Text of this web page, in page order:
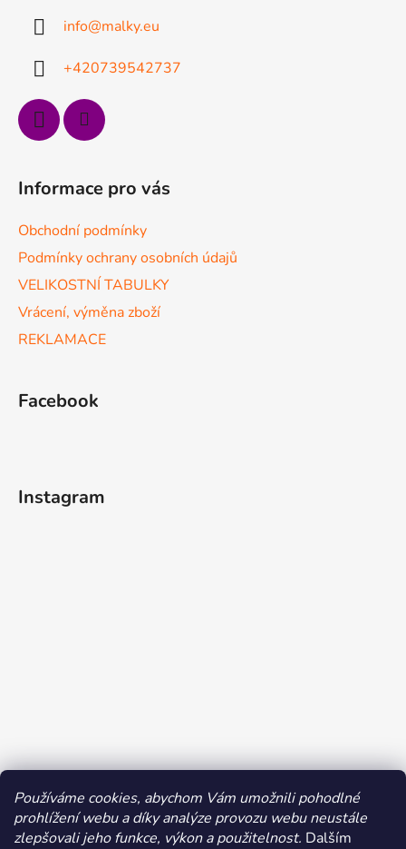
Používáme cookies, abychom Vám umožnili pohodlné
prohlížení webu a díky analýze provozu webu neustále
zlepšovali jeho funkce, výkon a použitelnost. Dalším
info@malky.eu
+420739542737
Informace pro vás
Obchodní podmínky
Podmínky ochrany osobních údajů
VELIKOSTNÍ TABULKY
Vrácení, výměna zboží
REKLAMACE
Facebook
Instagram
Sledovat na Instagramu